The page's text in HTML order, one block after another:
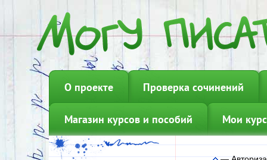
О проекте Проверка сочинений
Магазин курсов и пособий Мои